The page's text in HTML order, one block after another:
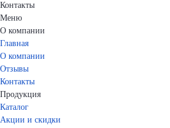
Контакты
Меню
О компании
Главная
О компании
Отзывы
Контакты
Продукция
Каталог
Акции и скидки